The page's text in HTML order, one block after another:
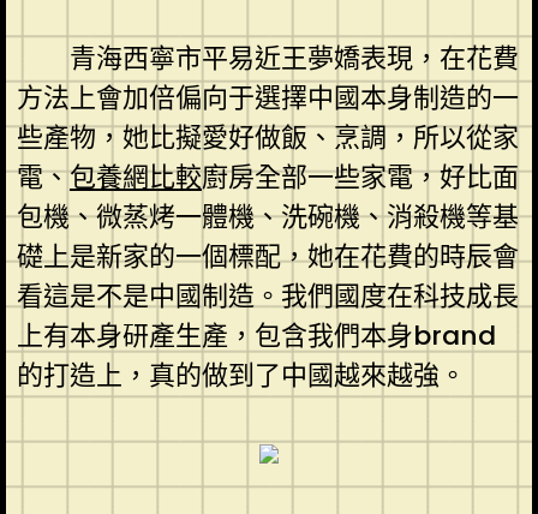
青海西寧市平易近王夢嬌表現，在花費
方法上會加倍偏向于選擇中國本身制造的一
些產物，她比擬愛好做飯、烹調，所以從家
電、包養網比較廚房全部一些家電，好比面
包機、微蒸烤一體機、洗碗機、消殺機等基
礎上是新家的一個標配，她在花費的時辰會
看這是不是中國制造。我們國度在科技成長
上有本身研產生產，包含我們本身brand
的打造上，真的做到了中國越來越強。